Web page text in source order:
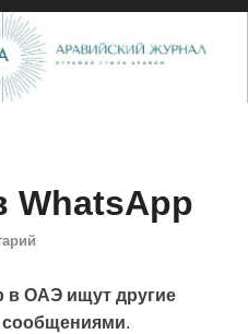
WhatsApp
в ОАЭ ищут другие
.